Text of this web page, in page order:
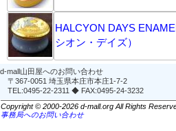
HALCYON DAYS
シオン・デイズ）
d-mall山田屋へのお問い合わせ
〒367-0051 埼玉県本庄市本庄1-7-2
TEL:0495-22-2311 ◆ FAX:0495-24-3232
Copyright © 2000-2026 d-mall.org All Rights
事務局へのお問い合わせ